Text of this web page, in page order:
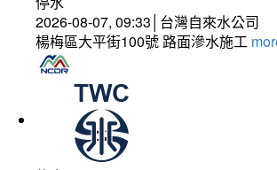
2026-08-07, 09:33│台灣自來水公司
楊梅區大平街100號 路面滲水施工